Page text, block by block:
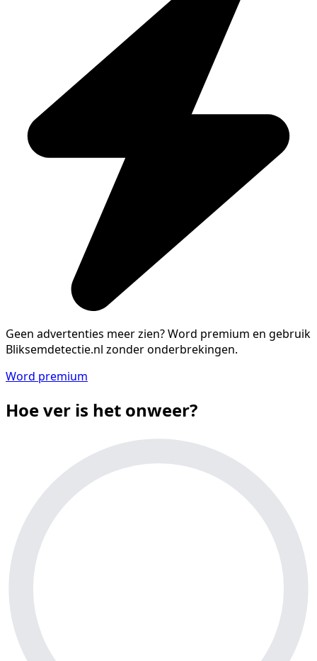
Geen advertenties meer zien?Word premium en gebruik
Bliksemdetectie.nl zonder onderbrekingen.
Word premium
Hoe ver is het onweer?